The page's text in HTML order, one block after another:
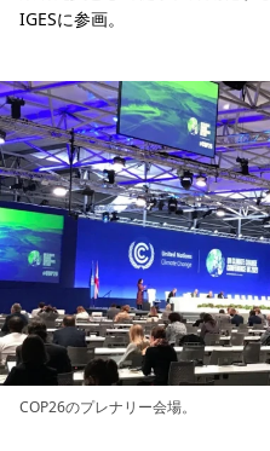
IGESに参画。
COP26のプレナリー会場。